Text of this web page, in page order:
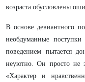
возраста обусловлены
В основе девиантного
необдуманные
поведением пытается
неуютно. Он просто не
«Характер и